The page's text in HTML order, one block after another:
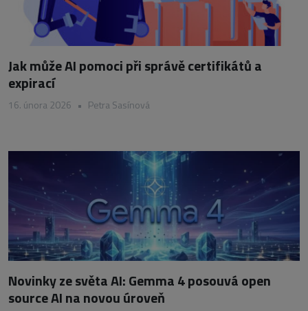
Jak může AI pomoci při správě certifikátů a
expirací
16. února 2026 • Petra Sasínová
Novinky ze světa AI: Gemma 4 posouvá open
source AI na novou úroveň